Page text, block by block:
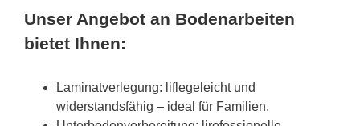
Unser Angebot an Bodenarbeiten
bietet Ihnen:
Laminatverlegung: liflegeleicht und
widerstandsfähig – ideal für Familien.